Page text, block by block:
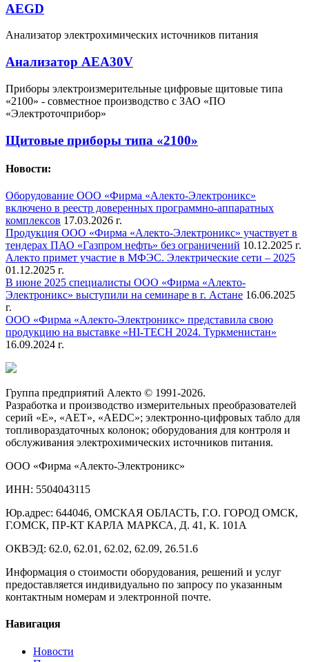
AEGD
Анализатор электрохимических источников питания
Анализатор АЕA30V
Приборы электроизмерительные цифровые щитовые типа
«2100» - совместное производство с ЗАО «ПО
«Электроточприбор»
Щитовые приборы типа «2100»
Новости:
Оборудование ООО «Фирма «Алекто-Электроникс»
включено в реестр доверенных программно-аппаратных
комплексов 17.03.2026 г.
Продукция ООО «Фирма «Алекто-Электроникс» участвует в
тендерах ПАО «Газпром нефть» без ограничений 10.12.2025 г.
Алекто примет участие в МФЭС. Электрические сети – 2025
01.12.2025 г.
В июне 2025 специалисты ООО «Фирма «Алекто-
Электроникс» выступили на семинаре в г. Астане 16.06.2025
г.
ООО «Фирма «Алекто-Электроникс» представила свою
продукцию на выставке «HI-TECH 2024. Туркменистан»
16.09.2024 г.
Группа предприятий Алекто © 1991-2026.
Разработка и производство измерительных преобразователей
серий «Е», «АЕТ», «AEDC»; электронно-цифровых табло для
топливораздаточных колонок; оборудования для контроля и
обслуживания электрохимических источников питания.
ООО «Фирма «Алекто-Электроникс»
ИНН: 5504043115
Юр.адрес: 644046, ОМСКАЯ ОБЛАСТЬ, Г.О. ГОРОД ОМСК,
Г.ОМСК, ПР-КТ КАРЛА МАРКСА, Д. 41, К. 101А
ОКВЭД: 62.0, 62.01, 62.02, 62.09, 26.51.6
Информация о стоимости оборудования, решений и услуг
предоставляется индивидуально по запросу по указанным
контактным номерам и электронной почте.
Навигация
Новости